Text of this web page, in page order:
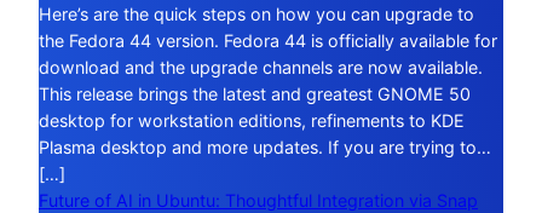
Here’s are the quick steps on how you can upgrade to
the Fedora 44 version. Fedora 44 is officially available for
download and the upgrade channels are now available.
This release brings the latest and greatest GNOME 50
desktop for workstation editions, refinements to KDE
Plasma desktop and more updates. If you are trying to…
[…]
Future of AI in Ubuntu: Thoughtful Integration via Snap